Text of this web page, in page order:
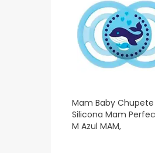
Mam Baby Chupete
Silicona Mam
M Azul MAM,